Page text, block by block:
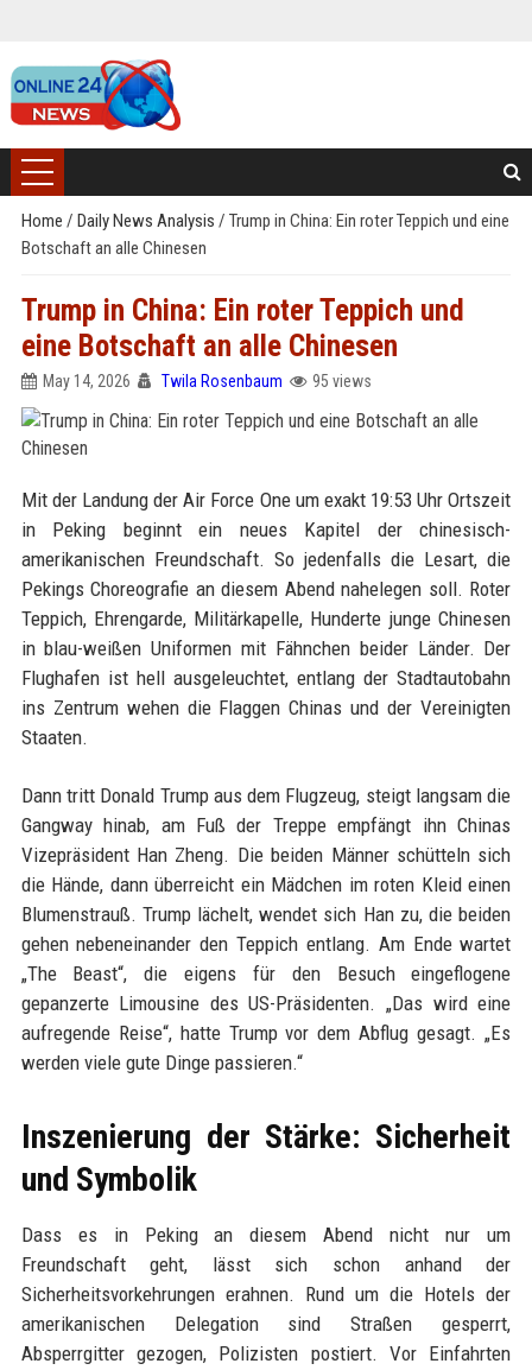
Home / Daily News Analysis / Trump in China: Ein roter Teppich und eine
Botschaft an alle Chinesen
Trump in China: Ein roter Teppich und
eine Botschaft an alle Chinesen
May 14, 2026 Twila Rosenbaum 95 views
Mit der Landung der Air Force One um exakt 19:53 Uhr Ortszeit
in Peking beginnt ein neues Kapitel der chinesisch-
amerikanischen Freundschaft. So jedenfalls die Lesart, die
Pekings Choreografie an diesem Abend nahelegen soll. Roter
Teppich, Ehrengarde, Militärkapelle, Hunderte junge Chinesen
in blau-weißen Uniformen mit Fähnchen beider Länder. Der
Flughafen ist hell ausgeleuchtet, entlang der Stadtautobahn
ins Zentrum wehen die Flaggen Chinas und der Vereinigten
Staaten.
Dann tritt Donald Trump aus dem Flugzeug, steigt langsam die
Gangway hinab, am Fuß der Treppe empfängt ihn Chinas
Vizepräsident Han Zheng. Die beiden Männer schütteln sich
die Hände, dann überreicht ein Mädchen im roten Kleid einen
Blumenstrauß. Trump lächelt, wendet sich Han zu, die beiden
gehen nebeneinander den Teppich entlang. Am Ende wartet
„The Beast“, die eigens für den Besuch eingeflogene
gepanzerte Limousine des US-Präsidenten. „Das wird eine
aufregende Reise“, hatte Trump vor dem Abflug gesagt. „Es
werden viele gute Dinge passieren.“
Inszenierung der Stärke: Sicherheit
und Symbolik
Dass es in Peking an diesem Abend nicht nur um
Freundschaft geht, lässt sich schon anhand der
Sicherheitsvorkehrungen erahnen. Rund um die Hotels der
amerikanischen Delegation sind Straßen gesperrt,
Absperrgitter gezogen, Polizisten postiert. Vor Einfahrten